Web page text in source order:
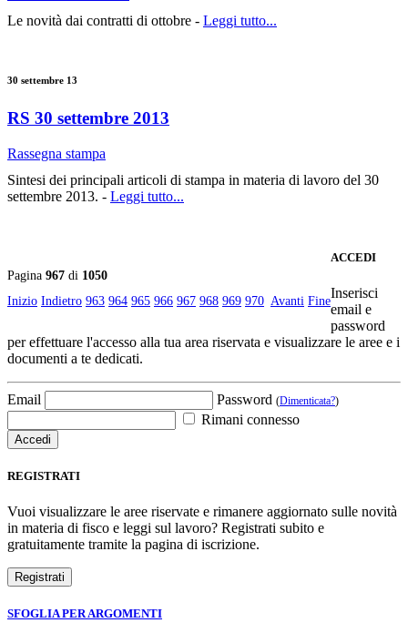
Le novità dai contratti di ottobre - Leggi tutto...
30 settembre 13
RS 30 settembre 2013
Rassegna stampa
Sintesi dei principali articoli di stampa in materia di lavoro del 30
settembre 2013. - Leggi tutto...
Pagina 967 di 1050
Inizio Indietro 963 964 965 966 967 968 969 970 Avanti Fine
ACCEDI
Inserisci
email e
password
per effettuare l'accesso alla tua area riservata e visualizzare le aree e i
documenti a te dedicati.
Email Password (Dimenticata?)
Rimani connesso
REGISTRATI
Vuoi visualizzare le aree riservate e rimanere aggiornato sulle novità
in materia di fisco e leggi sul lavoro? Registrati subito e
gratuitamente tramite la pagina di iscrizione.
SFOGLIA PER ARGOMENTI